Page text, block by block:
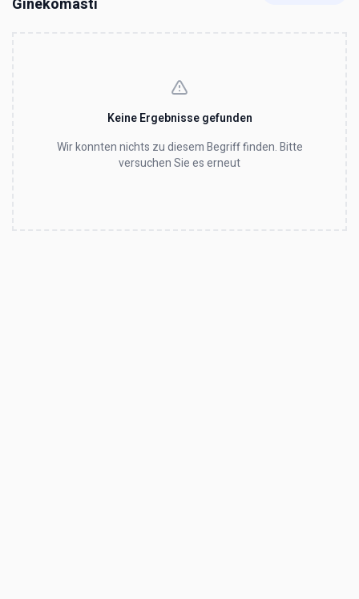
Ginekomasti
Keine Ergebnisse gefunden
Wir konnten nichts zu diesem Begriff finden. Bitte
versuchen Sie es erneut